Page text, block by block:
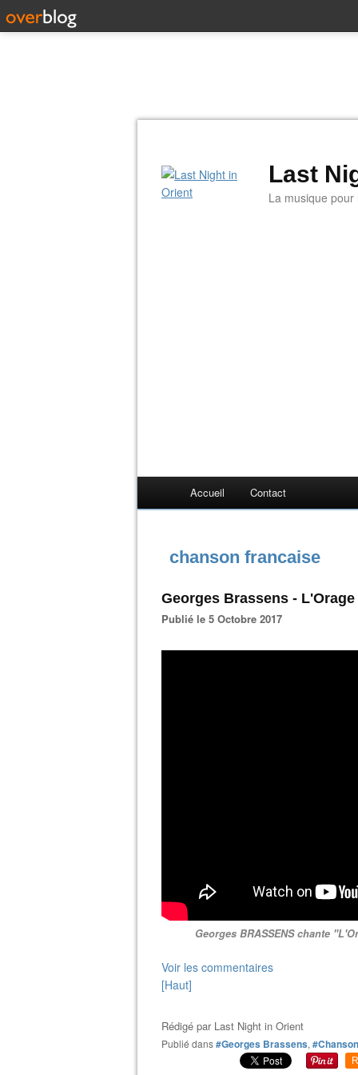
Last
La musique
Accueil Contact
chanson francaise
Georges Brassens - L'Orage
Publié le 5 Octobre 2017
Georges BRASSENS chante
Voir les commentaires
[Haut]
Rédigé par Last Night in Orient
Publié dans#Georges Brassens,